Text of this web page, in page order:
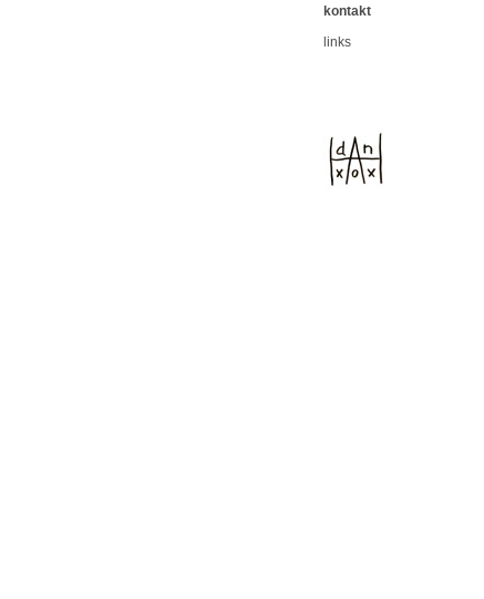
kontakt
links